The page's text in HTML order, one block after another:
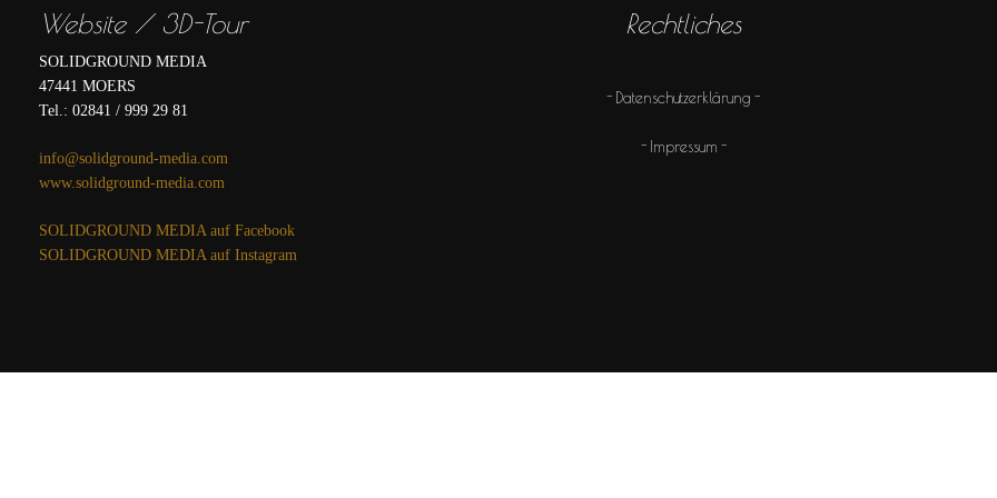
Website / 3D-Tour Rechtliches
SOLIDGROUND MEDIA
47441 MOERS
Tel.: 02841 / 999 29 81
info@solidground-media.com
www.solidground-media.com
SOLIDGROUND MEDIA auf Facebook
SOLIDGROUND MEDIA auf Instagram
Datenschutzerklärung
Impressum